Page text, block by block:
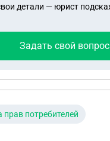
детали — юрист
Задать свой вопрос
потребителей